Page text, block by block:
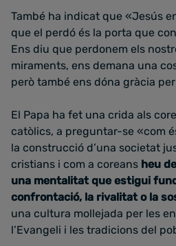
També ha indicat que «Jesús
que el perdó és la porta que
Ens diu que perdonem els
miraments, ens demana una
però també ens dóna gràcia
El Papa ha fet una crida als
catòlics, a preguntar-se «com
la construcció d’una societat
cristians i com a coreans heu
una mentalitat que estigui
confrontació, la rivalitat o la
una cultura mollejada per les
l’Evangeli i les tradicions del